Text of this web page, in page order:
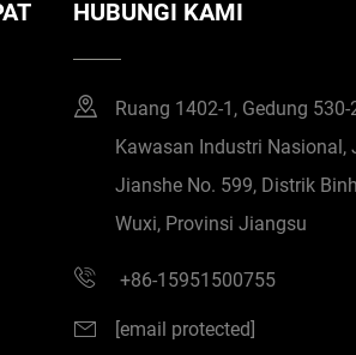
HUBUNGI KAMI
Ruang 1402-1, Gedung 530-
Kawasan Industri Nasional,
Jianshe No. 599, Distrik
Wuxi, Provinsi Jiangsu
+86-15951500755
[email protected]